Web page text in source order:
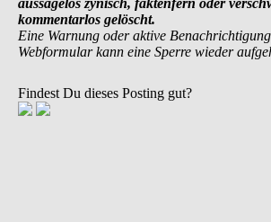
aussagelos zynisch, faktenfern oder
kommentarlos gelöscht.
Eine Warnung oder aktive
Webformular kann eine Sperre wieder
Findest Du dieses Posting gut?